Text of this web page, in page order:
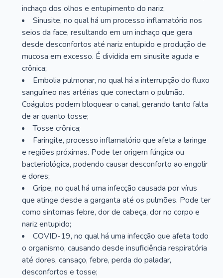
inchaço dos olhos e entupimento do nariz;
Sinusite, no qual há um processo inflamatório nos
seios da face, resultando em um inchaço que gera
desde desconfortos até nariz entupido e produção de
mucosa em excesso. É dividida em sinusite aguda e
crônica;
Embolia pulmonar, no qual há a interrupção do fluxo
sanguíneo nas artérias que conectam o pulmão.
Coágulos podem bloquear o canal, gerando tanto falta
de ar quanto tosse;
Tosse crônica;
Faringite, processo inflamatório que afeta a laringe
e regiões próximas. Pode ter origem fúngica ou
bacteriológica, podendo causar desconforto ao engolir
e dores;
Gripe, no qual há uma infecção causada por vírus
que atinge desde a garganta até os pulmões. Pode ter
como sintomas febre, dor de cabeça, dor no corpo e
nariz entupido;
COVID-19, no qual há uma infecção que afeta todo
o organismo, causando desde insuficiência respiratória
até dores, cansaço, febre, perda do paladar,
desconfortos e tosse;